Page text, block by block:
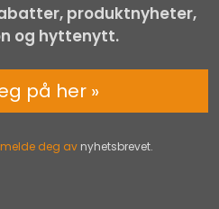
produktnyheter,
og hyttenytt.
melde deg av nyhetsbrevet.
på her »